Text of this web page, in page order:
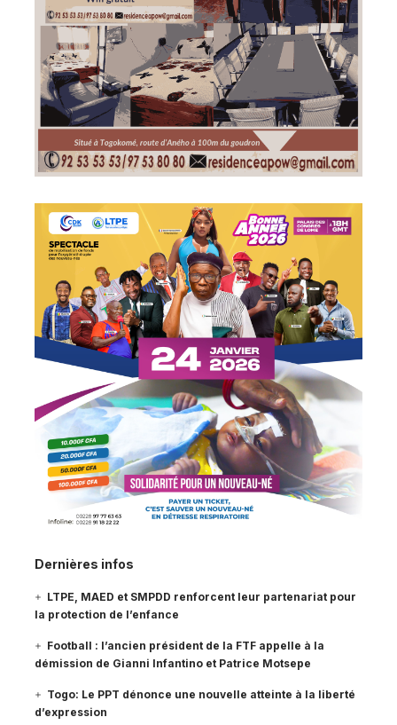
Dernières infos
LTPE, MAED et SMPDD renforcent leur partenariat pour
la protection de l’enfance
Football : l’ancien président de la FTF appelle à la
démission de Gianni Infantino et Patrice Motsepe
Togo: Le PPT dénonce une nouvelle atteinte à la liberté
d’expression